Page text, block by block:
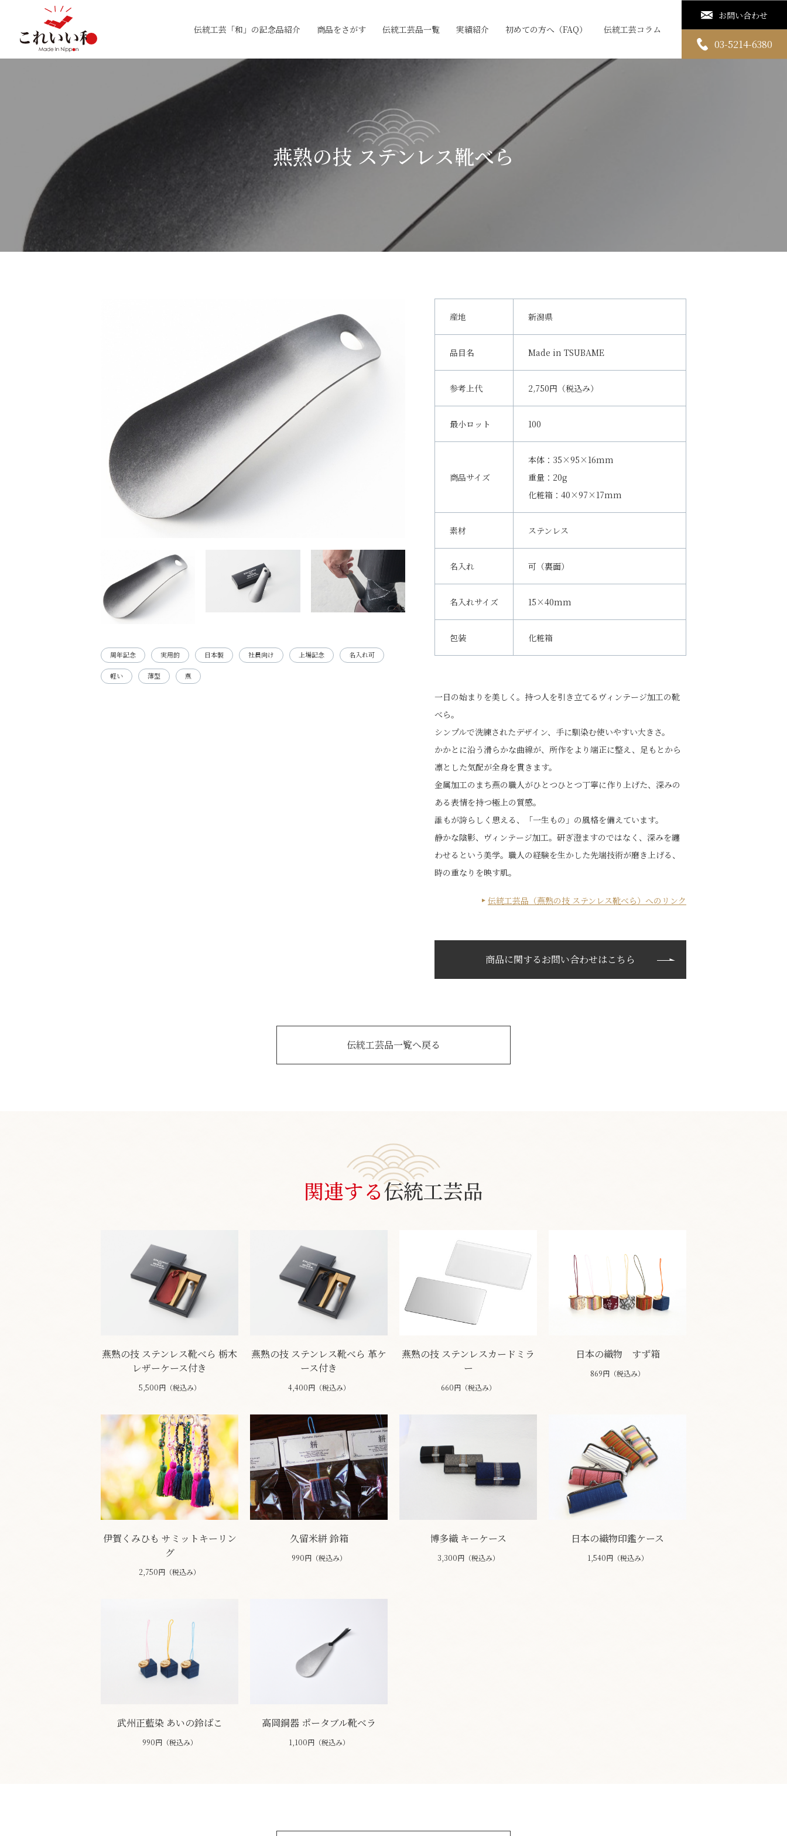
伝統工芸「和」の記念品紹介 商品をさがす 伝統工芸品一覧 実績紹介 初めての方へ（FAQ） 伝統工芸コラム
お問い合わせ
03-5214-6380
燕熟の技 ステンレス靴べら
周年記念 実用的 日本製 社員向け 上場記念 名入れ可
軽い 薄型 燕
産地 新潟県
品目名 Made in TSUBAME
参考上代 2,750円（税込み）
最小ロット 100
商品サイズ
本体：35×95×16mm
重量：20g
化粧箱：40×97×17mm
素材 ステンレス
名入れ 可（裏面）
名入れサイズ 15×40mm
包装 化粧箱
一日の始まりを美しく。持つ人を引き立てるヴィンテージ加工の靴
べら。
シンプルで洗練されたデザイン、手に馴染む使いやすい大きさ。
かかとに沿う滑らかな曲線が、所作をより端正に整え、足もとから
凛とした気配が全身を貫きます。
金属加工のまち燕の職人がひとつひとつ丁寧に作り上げた、深みの
ある表情を持つ極上の質感。
誰もが誇らしく思える、「一生もの」の風格を備えています。
静かな陰影、ヴィンテージ加工。研ぎ澄ますのではなく、深みを纏
わせるという美学。職人の経験を生かした先端技術が磨き上げる、
時の重なりを映す肌。
伝統工芸品（燕熟の技 ステンレス靴べら）へのリンク
商品に関するお問い合わせはこちら
伝統工芸品一覧へ戻る
関連する伝統工芸品
燕熟の技 ステンレス靴べら 栃木
レザーケース付き
5,500円（税込み）
燕熟の技 ステンレス靴べら 革ケ
ース付き
4,400円（税込み）
燕熟の技 ステンレスカードミラ
ー
660円（税込み）
日本の織物 すず箱
869円（税込み）
伊賀くみひも サミットキーリン
グ
2,750円（税込み）
久留米絣 鈴箱
990円（税込み）
博多織 キーケース
3,300円（税込み）
日本の織物印鑑ケース
1,540円（税込み）
武州正藍染 あいの鈴ばこ
990円（税込み）
高岡銅器 ポータブル靴ベラ
1,100円（税込み）